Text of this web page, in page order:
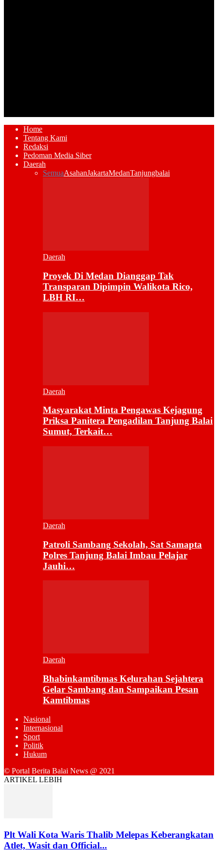
Home
Tentang Kami
Redaksi
Pedoman Media Siber
Daerah
SemuaAsahanJakartaMedanTanjungbalai
Daerah
Proyek Di Medan Dianggap Tak
Transparan Dipimpin Walikota Rico,
LBH RI…
Daerah
Masyarakat Minta Pengawas Kejagung
Priksa Panitera Pengadilan Tanjung Balai
Sumut, Terkait…
Daerah
Patroli Sambang Sekolah, Sat Samapta
Polres Tanjung Balai Imbau Pelajar
Jauhi…
Daerah
Bhabinkamtibmas Kelurahan Sejahtera
Gelar Sambang dan Sampaikan Pesan
Kamtibmas
Nasional
Internasional
Sport
Politik
Hukum
© Portal Berita Balai News @ 2021
ARTIKEL LEBIH
Plt Wali Kota Waris Thalib Melepas Keberangkatan
Atlet, Wasit dan Official...